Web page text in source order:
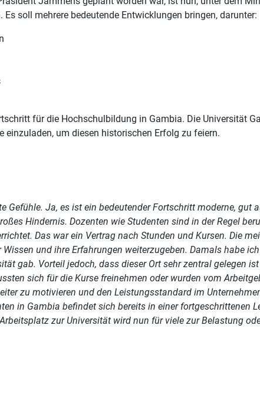
soll mehrere bedeutende Entwicklungen bringen, darunter:
für die Hochschulbildung in Gambia. Die Universität
um diesen historischen Erfolg zu feiern.
Gefühle. Ja, es ist ein bedeutender Fortschritt moderne, gut
Hindernis. Dozenten wie Studenten sind in der Regel
Das war ein Vertrag nach Stunden und Kursen. Die
und ihre Erfahrungen weiterzugeben. Damals habe
gab. Vorteil jedoch, dass dieser Ort sehr zentral gelegen
sich für die Kurse freinehmen oder wurden vom
zu motivieren und den Leistungsstandard im
in Gambia befindet sich bereits in einer fortgeschrittenen
zur Universität wird nun für viele zur Belastung